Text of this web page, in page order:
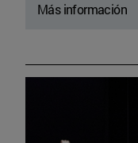
Más información